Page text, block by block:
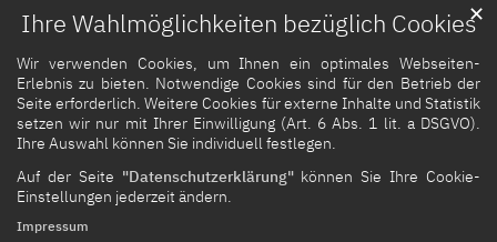
Ihre Wahlmöglichkeiten bezüglich Cookies
Wir verwenden Cookies, um Ihnen ein optimales Webseiten-
Erlebnis zu bieten. Notwendige Cookies sind für den Betrieb der
Seite erforderlich. Weitere Cookies für externe Inhalte und Statistik
setzen wir nur mit Ihrer Einwilligung (Art. 6 Abs. 1 lit. a DSGVO).
Ihre Auswahl können Sie individuell festlegen.
Auf der Seite "Datenschutzerklärung"können Sie Ihre Cookie-
Einstellungen jederzeit ändern.
✕
Impressum